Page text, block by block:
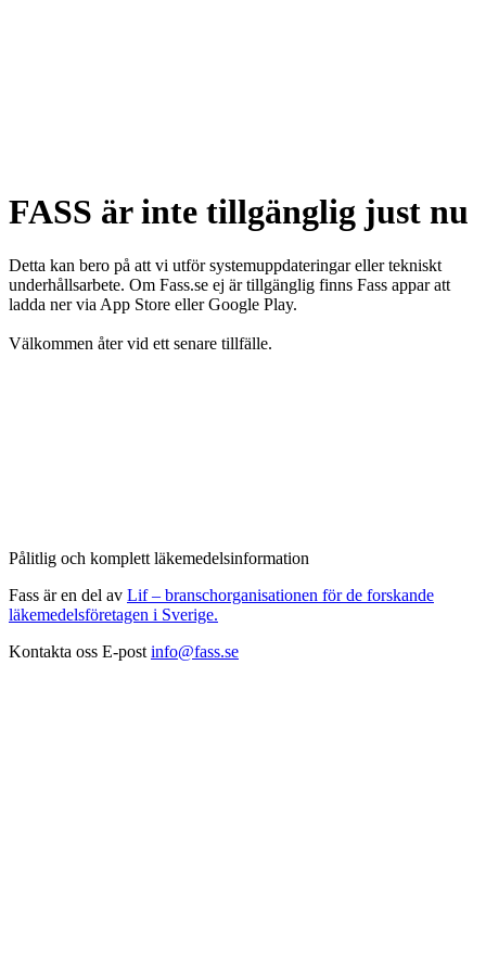
FASS är inte tillgänglig just nu
Detta kan bero på att vi utför systemuppdateringar eller tekniskt
underhållsarbete. Om Fass.se ej är tillgänglig finns Fass appar att
ladda ner via App Store eller Google Play.
Välkommen åter vid ett senare tillfälle.
Pålitlig och komplett läkemedelsinformation
Fass är en del av Lif – branschorganisationen för de forskande
läkemedelsföretagen i Sverige.
Kontakta oss E-post info@fass.se